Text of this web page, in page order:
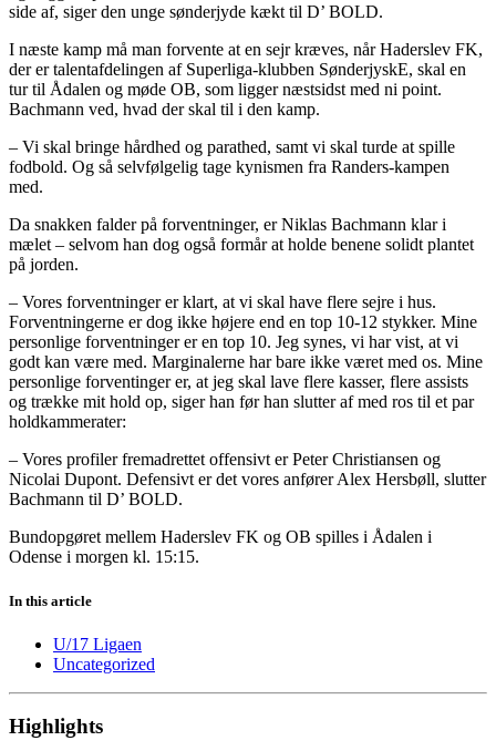
side af, siger den unge sønderjyde kækt til D’ BOLD.
I næste kamp må man forvente at en sejr kræves, når Haderslev FK,
der er talentafdelingen af Superliga-klubben SønderjyskE, skal en
tur til Ådalen og møde OB, som ligger næstsidst med ni point.
Bachmann ved, hvad der skal til i den kamp.
– Vi skal bringe hårdhed og parathed, samt vi skal turde at spille
fodbold. Og så selvfølgelig tage kynismen fra Randers-kampen
med.
Da snakken falder på forventninger, er Niklas Bachmann klar i
mælet – selvom han dog også formår at holde benene solidt plantet
på jorden.
– Vores forventninger er klart, at vi skal have flere sejre i hus.
Forventningerne er dog ikke højere end en top 10-12 stykker. Mine
personlige forventninger er en top 10. Jeg synes, vi har vist, at vi
godt kan være med. Marginalerne har bare ikke været med os. Mine
personlige forventinger er, at jeg skal lave flere kasser, flere assists
og trække mit hold op, siger han før han slutter af med ros til et par
holdkammerater:
– Vores profiler fremadrettet offensivt er Peter Christiansen og
Nicolai Dupont. Defensivt er det vores anfører Alex Hersbøll, slutter
Bachmann til D’ BOLD.
Bundopgøret mellem Haderslev FK og OB spilles i Ådalen i
Odense i morgen kl. 15:15.
In this article
U/17 Ligaen
Uncategorized
Highlights